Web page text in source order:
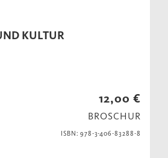
KULTUR
12,00 €
BROSCHUR
ISBN: 978-3-406-83288-8